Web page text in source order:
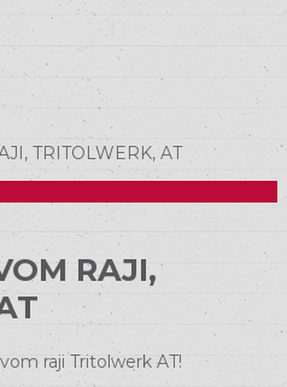
TRITOLWERK, AT
RAJI,
raji Tritolwerk AT!